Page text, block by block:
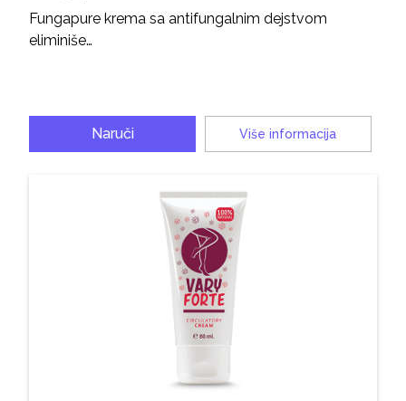
Fungapure krema sa antifungalnim dejstvom
eliminiše…
Naruči Više informacija